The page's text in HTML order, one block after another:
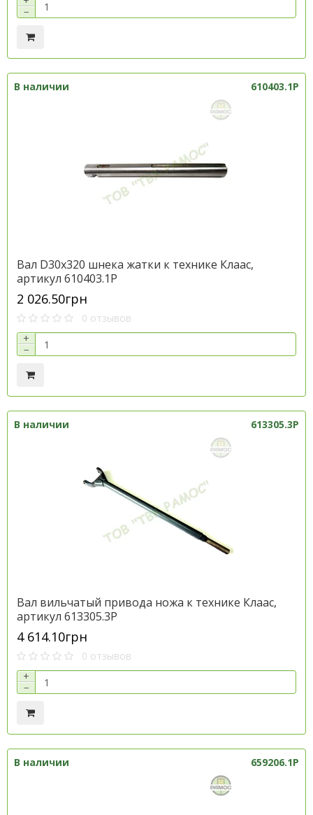
−
В наличии 610403.1P
Вал D30х320 шнека жатки к технике Клаас,
артикул 610403.1P
2 026.50грн
0 отзывов
+
−
В наличии 613305.3P
Вал вильчатый привода ножа к технике Клаас,
артикул 613305.3P
4 614.10грн
0 отзывов
+
−
В наличии 659206.1P